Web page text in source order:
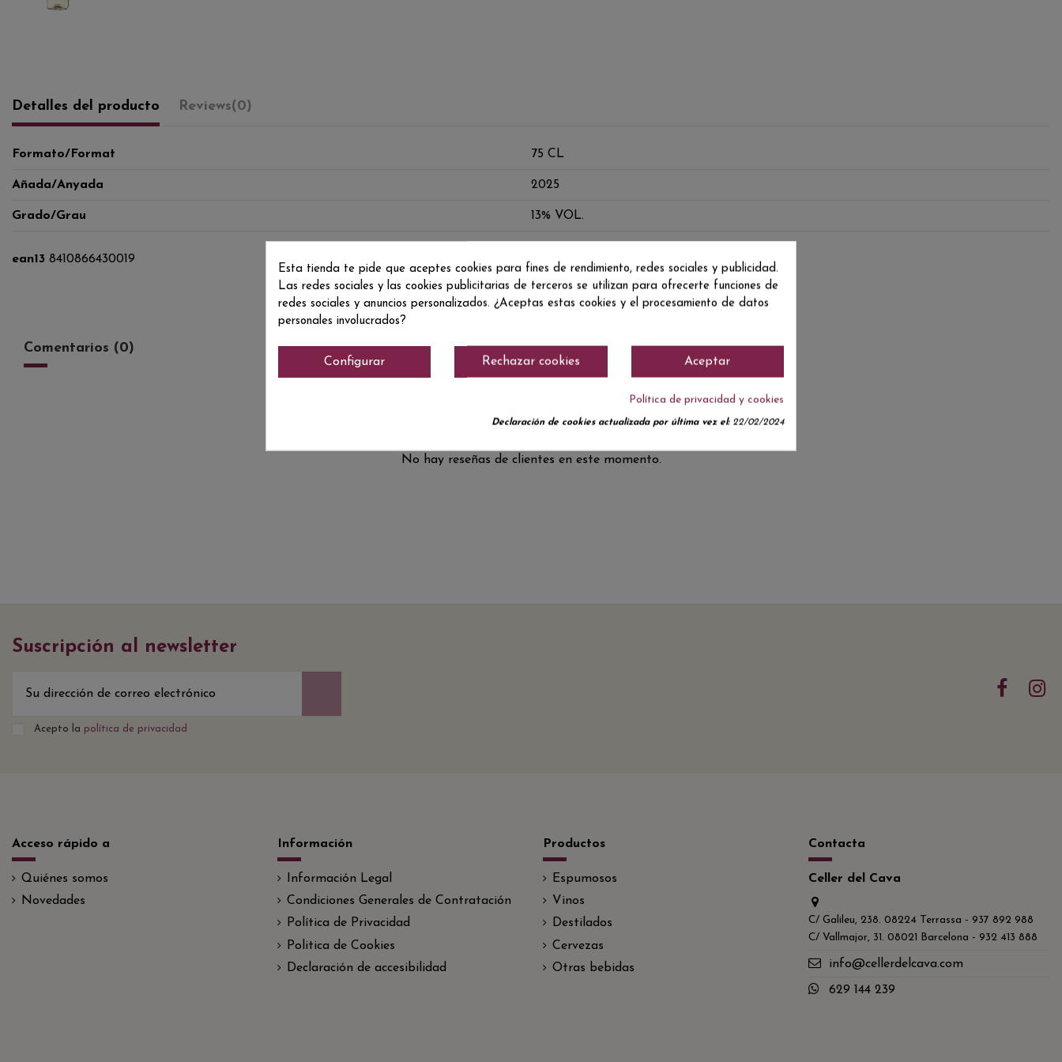
Detalles del producto Reviews(0)
Formato/Format 75 CL
Añada/Anyada 2025
Grado/Grau 13% VOL.
ean13 8410866430019
Comentarios (0)
No hay reseñas de clientes en este momento.
Suscripción al newsletter
Acepto la política de privacidad
Acceso rápido a
Quiénes somos
Novedades
Información
Información Legal
Condiciones Generales de Contratación
Política de Privacidad
Politica de Cookies
Declaración de accesibilidad
Productos
Espumosos
Vinos
Destilados
Cervezas
Otras bebidas
Contacta
Celler del Cava
C/ Galileu, 238. 08224 Terrassa - 937 892 988
C/ Vallmajor, 31. 08021 Barcelona - 932 413 888
info@cellerdelcava.com
629 144 239
Esta tienda te pide que aceptes cookies para fines de rendimiento, redes sociales y publicidad.
Las redes sociales y las cookies publicitarias de terceros se utilizan para ofrecerte funciones de
redes sociales y anuncios personalizados. ¿Aceptas estas cookies y el procesamiento de datos
personales involucrados?
Aceptar
Rechazar cookies
Configurar
Política de privacidad y cookies
Declaración de cookies actualizada por última vez el:22/02/2024